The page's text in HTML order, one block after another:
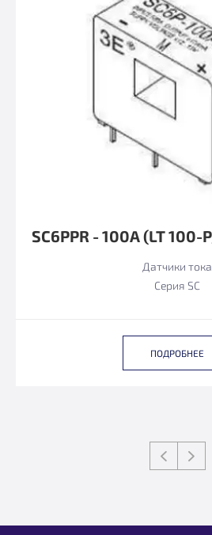
Датчики тока
Серия SC
ПОДРОБНЕЕ